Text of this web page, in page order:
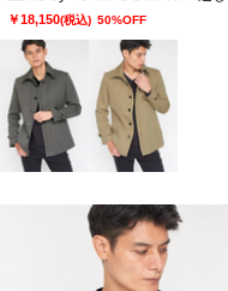
￥18,150(税込) 50%OFF